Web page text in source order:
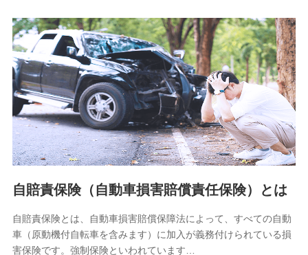
分析するため
当社の対応品質向上やお問い合わせ内容の正確な把握のため
個人情報保護管理者の職名、連絡先
株式会社ドコモ・インシュアランス 営業部長
〒103-0013 東京都中央区日本橋人形町2-14-10 アーバン
ネット日本橋ビル 3F
株式会社ドコモ・インシュアランス
個人情報の第三者提供について
除き、第三者に提供いたしません。
業務の委託
当社は利用目的の達成に必要な範囲内において個人情報の取
自賠責保険（自動車損害賠償責任保険）とは
自賠責保険とは、自動車損害賠償保障法によって、すべての自動
車（原動機付自転車を含みます）に加入が義務付けられている損
害保険です。強制保険といわれています…